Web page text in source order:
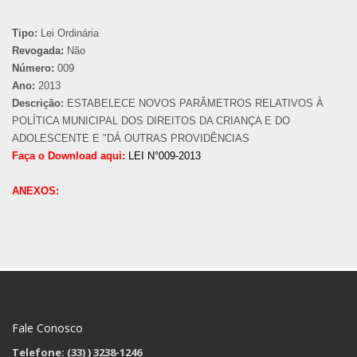
Tipo: Lei Ordinária
Revogada: Não
Número: 009
Ano: 2013
Descrição: ESTABELECE NOVOS PARÂMETROS RELATIVOS À
POLÍTICA MUNICIPAL DOS DIREITOS DA CRIANÇA E DO
ADOLESCENTE E "DÁ OUTRAS PROVIDÊNCIAS
Faça o Download aqui: LEI N°009-2013
ANEXOS:
Fale Conosco
Telefone: (33)) 3238-1246